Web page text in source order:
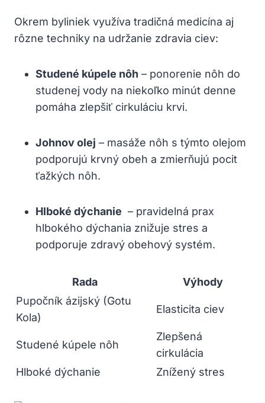
‍Okrem byliniek⁢ využíva tradičná medicína aj
rôzne techniky na ⁤udržanie zdravia ciev:
Studené kúpele nôh – ponorenie ⁢nôh do
⁢studenej vody na niekoľko minút denne​
pomáha zlepšiť⁣ cirkuláciu krvi.
Johnov olej ⁤– masáže nôh s týmto olejom⁣
podporujú krvný obeh​ a zmierňujú⁤ pocit
ťažkých ​nôh.
Hlboké dýchanie ⁤ – pravidelná prax⁤
hlbokého dýchania‍ znižuje stres a⁢
podporuje ‌zdravý obehový systém.
Rada
Výhody
Pupočník ázijský (Gotu
Kola)
Elasticita ciev
Studené⁣ kúpele nôh
Zlepšená
cirkulácia
Hlboké dýchanie
Znížený stres